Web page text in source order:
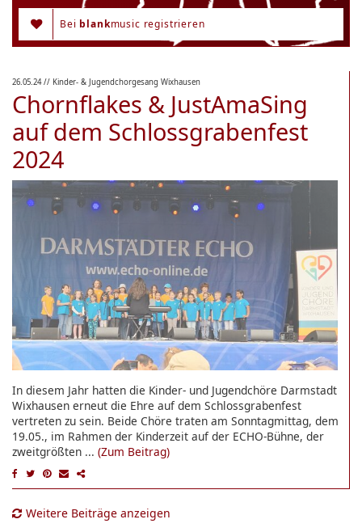
Bei blankmusic registrieren
26.05.24// Kinder- & Jugendchorgesang Wixhausen
Chornflakes & JustAmaSing
auf dem Schlossgrabenfest
2024
In diesem Jahr hatten die Kinder- und Jugendchöre Darmstadt
Wixhausen erneut die Ehre auf dem Schlossgrabenfest
vertreten zu sein. Beide Chöre traten am Sonntagmittag, dem
19.05., im Rahmen der Kinderzeit auf der ECHO-Bühne, der
zweitgrößten ... (Zum Beitrag)
Weitere Beiträge anzeigen